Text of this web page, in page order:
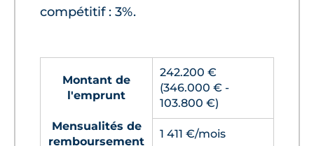
compétitif : 3%.
Montant de
l'emprunt
242.200 €
(346.000 € -
103.800 €)
Mensualités de
remboursement
1 411 €/mois